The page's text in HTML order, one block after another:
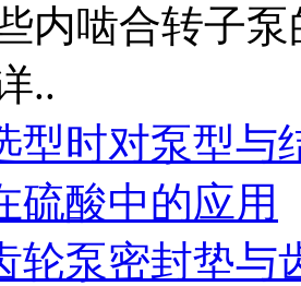
内啮合转子
..
型时对泵型与
硫酸中的应用
轮泵密封垫与